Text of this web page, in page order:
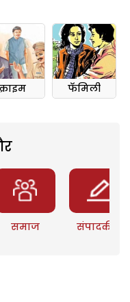
फॅमिली
समाज संपादकीय